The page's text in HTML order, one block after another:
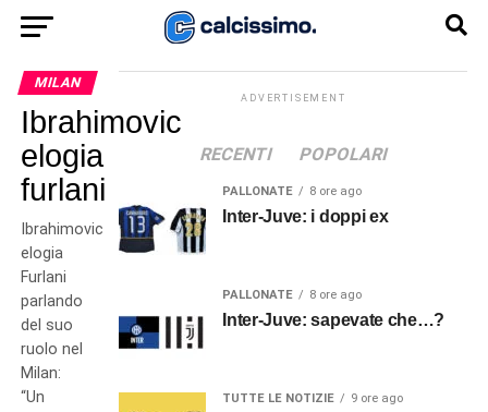
MILAN
Ibrahimovic
elogia
furlani
Ibrahimovic
elogia
Furlani
parlando
del suo
ruolo nel
Milan:
“Un
ADVERTISEMENT
RECENTI POPOLARI
PALLONATE 8 ore ago
Inter-Juve: i doppi ex
PALLONATE 8 ore ago
Inter-Juve: sapevate che…?
TUTTE LE NOTIZIE 9 ore ago